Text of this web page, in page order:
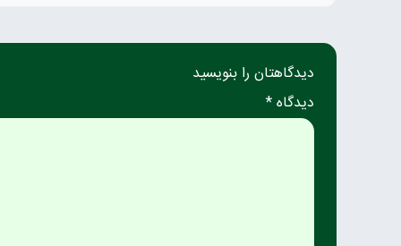
دیدگاهتان را بنویسید
دیدگاه *